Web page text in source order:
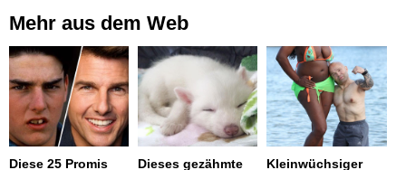
Mehr aus dem Web
Diese 25 Promis
Dieses gezähmte
Kleinwüchsiger